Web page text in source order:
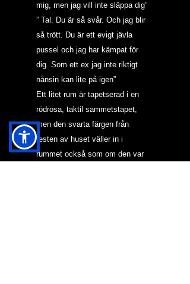
mig, men jag vill inte släppa dig”
” Tal. Du är så svår. Och jag blir
så trött. Du är ett evigt jävla
pussel och jag har kämpat för
dig. Som ett ex jag inte riktigt
nånsin kan lite på igen”
Ett litet rum är tapetserad i en
rödrosa, taktil sammetstapet,
men den svarta färgen från
resten av huset väller in i
rummet också som om den var